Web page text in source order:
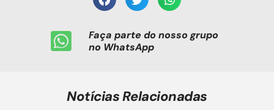
Faça parte do nosso grupo
no WhatsApp
Notícias Relacionadas